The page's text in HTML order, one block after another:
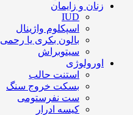
زنان و زایمان
IUD
اسپکلوم واژینال
بالون بکری یا رحمی
سیتوبراش
اورولوژی
استنت حالب
بسکت خروج سنگ
ست نفرستومی
کیسه ادرار